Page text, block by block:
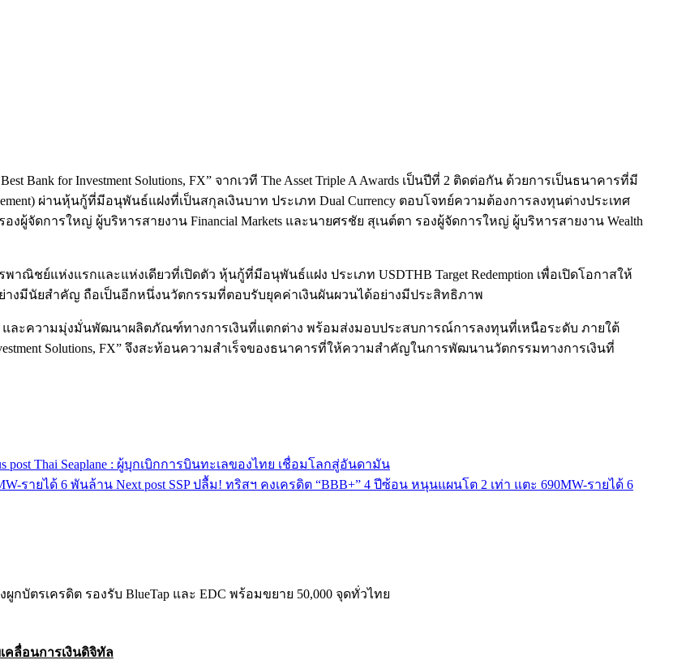
for Investment Solutions, FX” จากเวที The Asset Triple A Awards เป็นปีที่ 2 ติดต่อกัน ด้วยการเป็นธนาคารที่มี
ผ่านหุ้นกู้ที่มีอนุพันธ์แฝงที่เป็นสกุลเงินบาท ประเภท Dual Currency ตอบโจทย์ความต้องการลงทุนต่างประเทศ
ผู้จัดการใหญ่ ผู้บริหารสายงาน Financial Markets และนายศรชัย สุเนต์ตา รองผู้จัดการใหญ่ ผู้บริหารสายงาน Wealth
ชย์แห่งแรกและแห่งเดียวที่เปิดตัว หุ้นกู้ที่มีอนุพันธ์แฝง ประเภท USDTHB Target Redemption เพื่อเปิดโอกาสให้
มีนัยสำคัญ ถือเป็นอีกหนึ่งนวัตกรรมที่ตอบรับยุคค่าเงินผันผวนได้อย่างมีประสิทธิภาพ
ละความมุ่งมั่นพัฒนาผลิตภัณฑ์ทางการเงินที่แตกต่าง พร้อมส่งมอบประสบการณ์การลงทุนที่เหนือระดับ ภายใต้
Solutions, FX” จึงสะท้อนความสำเร็จของธนาคารที่ให้ความสำคัญในการพัฒนานวัตกรรมทางการเงินที่
post Thai Seaplane : ผู้บุกเบิกการบินทะเลของไทย เชื่อมโลกสู่อันดามัน
Next post SSP ปลื้ม! ทริสฯ คงเครดิต “BBB+” 4 ปีซ้อน หนุนแผนโต 2 เท่า แตะ 690MW-รายได้ 6
คลื่อนการเงินดิจิทัล